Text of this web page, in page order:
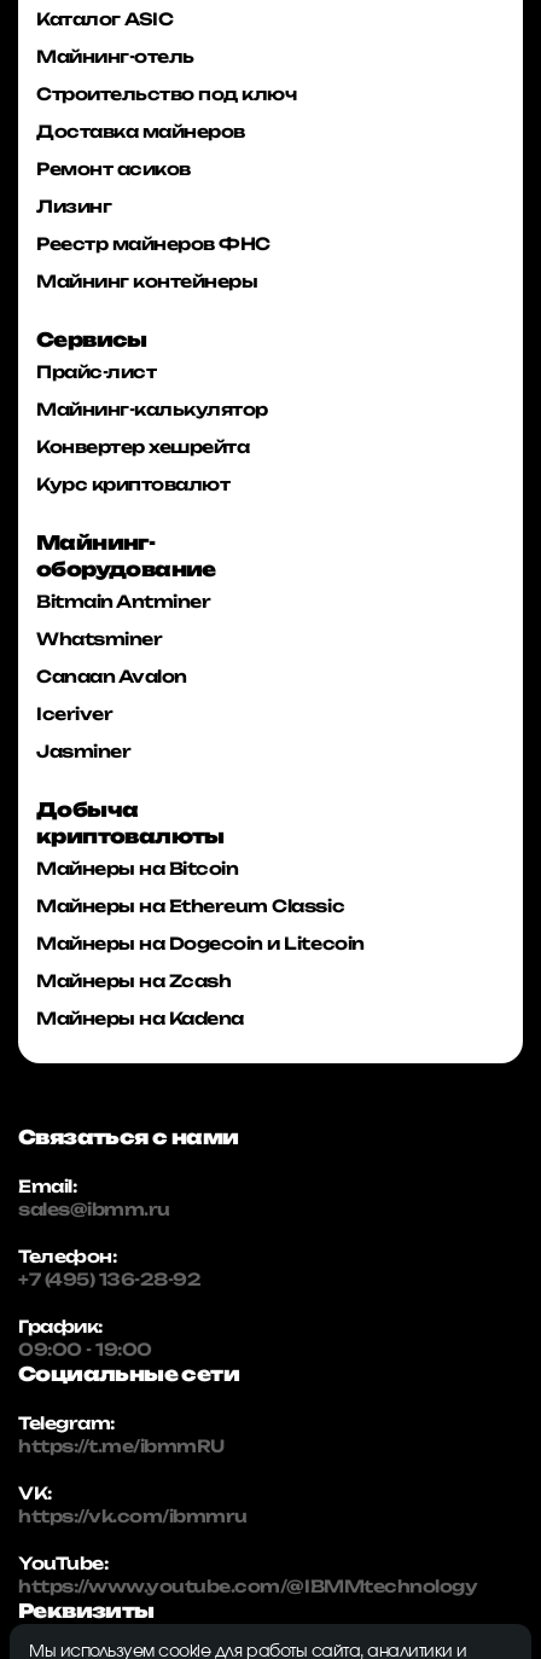
Каталог ASIC
Майнинг-отель
Строительство под ключ
Доставка майнеров
Ремонт асиков
Лизинг
Реестр майнеров ФНС
Майнинг контейнеры
Сервисы
Прайс-лист
Майнинг-калькулятор
Конвертер хешрейта
Курс криптовалют
Майнинг-
оборудование
Bitmain Antminer
Whatsminer
Canaan Avalon
Iceriver
Jasminer
Добыча
криптовалюты
Майнеры на Bitcoin
Майнеры на Ethereum Classic
Майнеры на Dogecoin и Litecoin
Майнеры на Zcash
Майнеры на Kadena
Связаться с нами
Email:
sales@ibmm.ru
Телефон:
+7 (495) 136-28-92
График:
09:00 - 19:00
Социальные сети
Telegram:
https://t.me/ibmmRU
VK:
https://vk.com/ibmmru
YouTube:
https://www.youtube.com/@IBMMtechnology
Реквизиты
Мы используем cookie для работы сайта, аналитики и